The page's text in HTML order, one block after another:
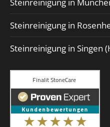
Steinreinigung in
Steinreinigung in
Steinreinigung in Singen